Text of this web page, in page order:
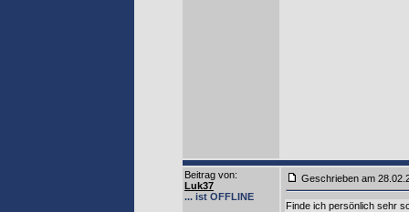
Beitrag von:
Luk37
... ist OFFLINE
Geschrieben am
Finde ich persönlich sehr